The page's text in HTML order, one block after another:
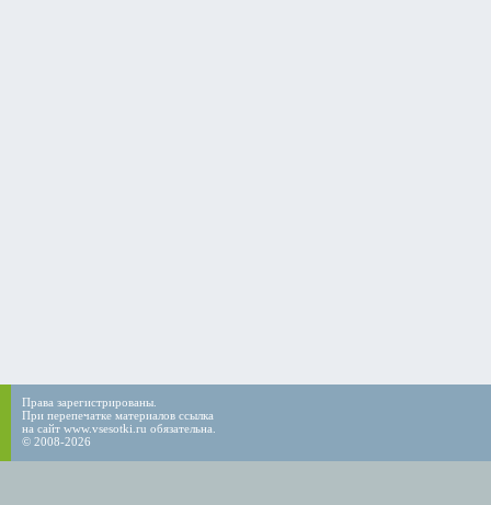
Права зарегистрированы.
При перепечатке материалов ссылка
на сайт www.vsesotki.ru обязательна.
© 2008-2026